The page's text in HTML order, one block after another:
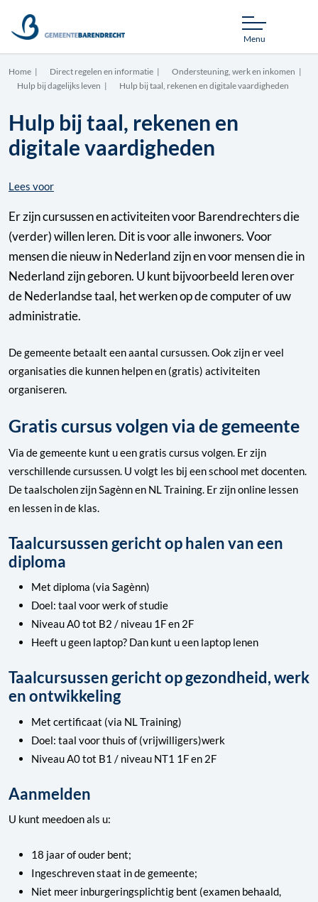
Menu
Home Direct regelen en informatie
Ondersteuning, werk en inkomen
Hulp bij dagelijks leven
Hulp bij taal, rekenen en digitale vaardigheden
Hulp bij taal, rekenen en
digitale vaardigheden
Lees voor
Er zijn cursussen en activiteiten voor Barendrechters die
(verder) willen leren. Dit is voor alle inwoners. Voor
mensen die nieuw in Nederland zijn en voor mensen die in
Nederland zijn geboren. U kunt bijvoorbeeld leren over
de Nederlandse taal, het werken op de computer of uw
administratie.
De gemeente betaalt een aantal cursussen. Ook zijn er veel
organisaties die kunnen helpen en (gratis) activiteiten
organiseren.
Gratis cursus volgen via de gemeente
Via de gemeente kunt u een gratis cursus volgen. Er zijn
verschillende cursussen. U volgt les bij een school met docenten.
De taalscholen zijn Sagènn en NL Training. Er zijn online lessen
en lessen in de klas.
Taalcursussen gericht op halen van een
diploma
Met diploma (via Sagènn)
Doel: taal voor werk of studie
Niveau A0 tot B2 / niveau 1F en 2F
Heeft u geen laptop? Dan kunt u een laptop lenen
Taalcursussen gericht op gezondheid, werk
en ontwikkeling
Met certificaat (via NL Training)
Doel: taal voor thuis of (vrijwilligers)werk
Niveau A0 tot B1 / niveau NT1 1F en 2F
Aanmelden
U kunt meedoen als u:
18 jaar of ouder bent;
Ingeschreven staat in de gemeente;
Niet meer inburgeringsplichtig bent (examen behaald,